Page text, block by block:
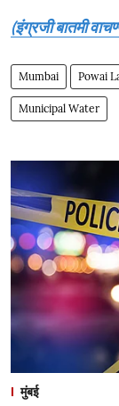
(इंग्रजी बातमी
Mumbai Powai
Municipal Water
मुंबई